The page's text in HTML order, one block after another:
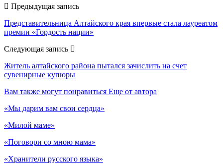
Предыдущая запись
Представительница Алтайского края впервые стала лауреатом
премии «Гордость нации»
Следующая запись
Житель алтайского района пытался зачислить на счет
сувенирные купюры
Вам также могут понравиться Еще от автора
«Мы дарим вам свои сердца»
«Милой маме»
«Поговори со мною мама»
«Хранители русского языка»